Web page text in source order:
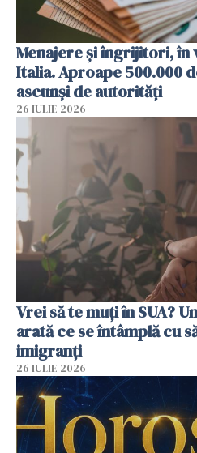
Menajere și îngrijitori, în
Italia. Aproape 500.000
ascunși de autorități
26 IULIE 2026
Vrei să te muți în SUA?
arată ce se întâmplă cu
imigranți
26 IULIE 2026